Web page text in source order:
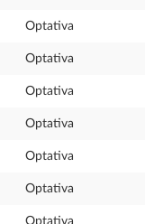
Optativa
Optativa
Optativa
Optativa
Optativa
Optativa
Optativa